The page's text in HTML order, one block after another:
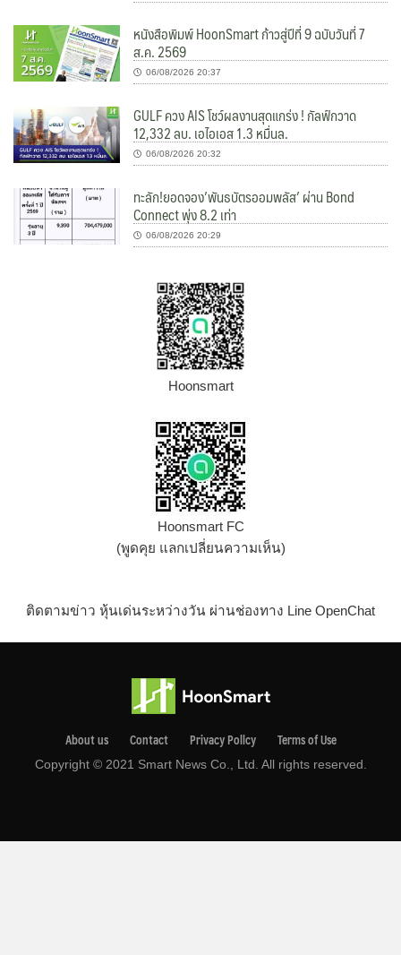
หนังสือพิมพ์ HoonSmart ก้าวสู่ปีที่ 9 ฉบับวันที่ 7
ส.ค. 2569
06/08/2026 20:37
GULF ควง AIS โชว์ผลงานสุดแกร่ง ! กัลฟ์กวาด
12,332 ลบ. เอไอเอส 1.3 หมื่นล.
06/08/2026 20:32
ทะลัก!ยอดจอง’พันธบัตรออมพลัส’ ผ่าน Bond
Connect พุ่ง 8.2 เท่า
06/08/2026 20:29
Hoonsmart
Hoonsmart FC
(พูดคุย แลกเปลี่ยนความเห็น)
ติดตามข่าว หุ้นเด่นระหว่างวัน ผ่านช่องทาง Line OpenChat
About us Contact Privacy Pollcy Terms of Use
Copyright © 2021 Smart News Co., Ltd. All rights reserved.